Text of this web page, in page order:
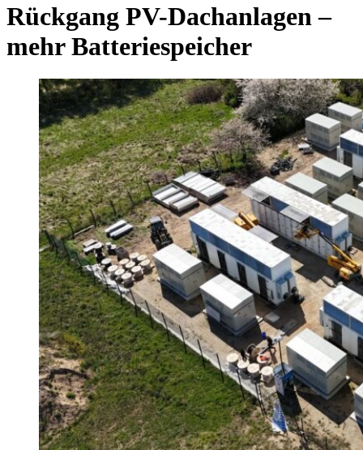
Rückgang PV-Dachanlagen –
mehr Batteriespeicher